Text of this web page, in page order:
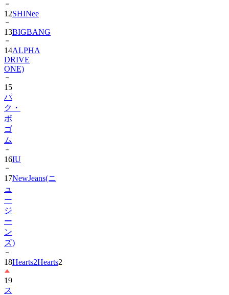
12SHINee
13BIGBANG
14ALPHA
DRIVE
ONE)
15
パ
ク・
ボ
ゴ
ム
16IU
17NewJeans(ニ
ュ
ー
ジ
ー
ン
ズ)
18Hearts2Hearts2
19
ス